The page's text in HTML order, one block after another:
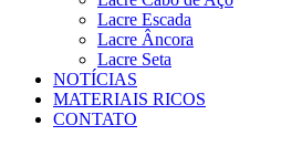
Lacre Escada
Lacre Âncora
Lacre Seta
NOTÍCIAS
MATERIAIS RICOS
CONTATO